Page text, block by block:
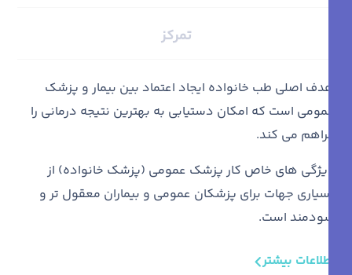
تمرکز
هدف اصلی طب خانواده ایجاد اعتماد بین بیمار و پزشک
عمومی است که امکان دستیابی به بهترین نتیجه درمانی را
فراهم می کند.
ویژگی های خاص کار پزشک عمومی (پزشک خانواده) از
بسیاری جهات برای پزشکان عمومی و بیماران معقول تر و
سودمند است.
اطلاعات بیشتر